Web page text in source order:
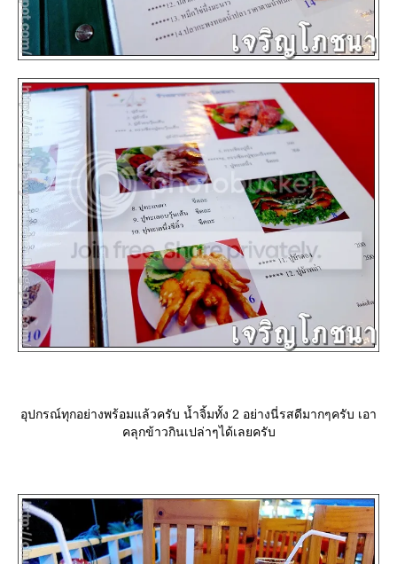
อุปกรณ์ทุกอย่างพร้อมแล้วครับ น้ำจิ้มทั้ง 2 อย่างนี่รสดีมากๆครับ เอา
คลุกข้าวกินเปล่าๆได้เลยครับ